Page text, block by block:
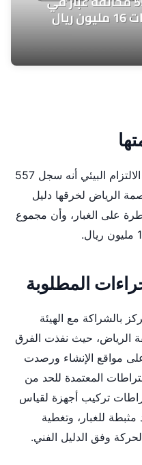
أوضح المركز الوطني للرقابة على الالتزام البيئي أنه سجل 557
الرياض لخرقها دليل
على الغبار، وأن مجموع
المطلوبة
بالشراكة مع الهيئة
الرياض، حيث نفذت الفرق
على مواقع الإنشاء ورصدت
المعتمدة للحد من
تركيب أجهزة لقياس
للغبار، وتغطية
وفق الدليل الفني.